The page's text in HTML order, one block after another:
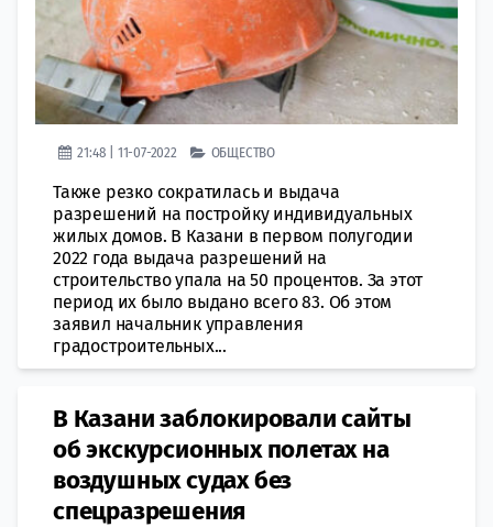
21:48 | 11-07-2022 ОБЩЕСТВО
Также резко сократилась и выдача
разрешений на постройку индивидуальных
жилых домов. В Казани в первом полугодии
2022 года выдача разрешений на
строительство упала на 50 процентов. За этот
период их было выдано всего 83. Об этом
заявил начальник управления
градостроительных...
В Казани заблокировали сайты
об экскурсионных полетах на
воздушных судах без
спецразрешения